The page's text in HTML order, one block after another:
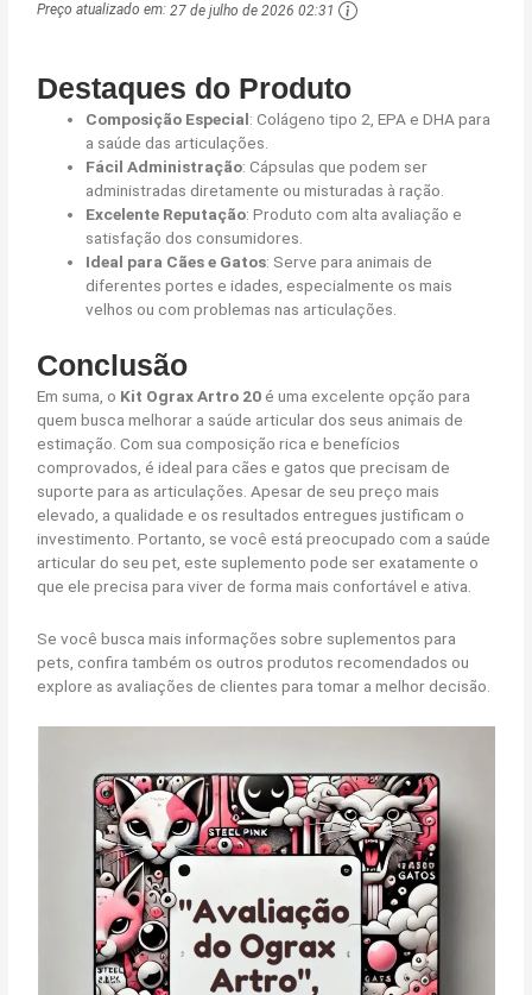
Preço atualizado em:27 de julho de 2026 02:31
Destaques do Produto
Composição Especial: Colágeno tipo 2, EPA e DHA para
a saúde das articulações.
Fácil Administração: Cápsulas que podem ser
administradas diretamente ou misturadas à ração.
Excelente Reputação: Produto com alta avaliação e
satisfação dos consumidores.
Ideal para Cães e Gatos: Serve para animais de
diferentes portes e idades, especialmente os mais
velhos ou com problemas nas articulações.
Conclusão
Em suma, o Kit Ograx Artro 20é uma excelente opção para
quem busca melhorar a saúde articular dos seus animais de
estimação. Com sua composição rica e benefícios
comprovados, é ideal para cães e gatos que precisam de
suporte para as articulações. Apesar de seu preço mais
elevado, a qualidade e os resultados entregues justificam o
investimento. Portanto, se você está preocupado com a saúde
articular do seu pet, este suplemento pode ser exatamente o
que ele precisa para viver de forma mais confortável e ativa.
Se você busca mais informações sobre suplementos para
pets, confira também os outros produtos recomendados ou
explore as avaliações de clientes para tomar a melhor decisão.